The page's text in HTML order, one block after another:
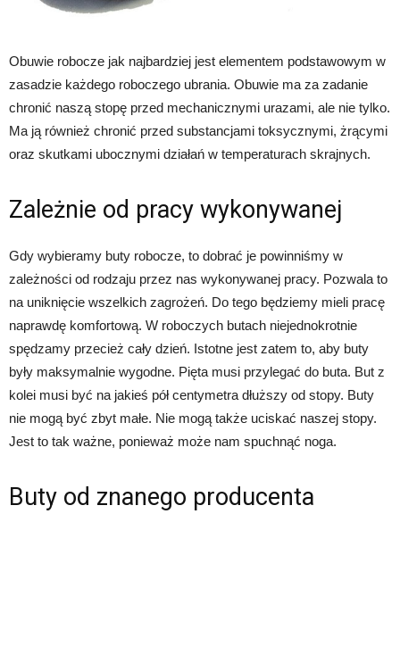
Obuwie robocze jak najbardziej jest elementem podstawowym w
zasadzie każdego roboczego ubrania. Obuwie ma za zadanie
chronić naszą stopę przed mechanicznymi urazami, ale nie tylko.
Ma ją również chronić przed substancjami toksycznymi, żrącymi
oraz skutkami ubocznymi działań w temperaturach skrajnych.
Zależnie od pracy wykonywanej
Gdy wybieramy buty robocze, to dobrać je powinniśmy w
zależności od rodzaju przez nas wykonywanej pracy. Pozwala to
na uniknięcie wszelkich zagrożeń. Do tego będziemy mieli pracę
naprawdę komfortową. W roboczych butach niejednokrotnie
spędzamy przecież cały dzień. Istotne jest zatem to, aby buty
były maksymalnie wygodne. Pięta musi przylegać do buta. But z
kolei musi być na jakieś pół centymetra dłuższy od stopy. Buty
nie mogą być zbyt małe. Nie mogą także uciskać naszej stopy.
Jest to tak ważne, ponieważ może nam spuchnąć noga.
Buty od znanego producenta